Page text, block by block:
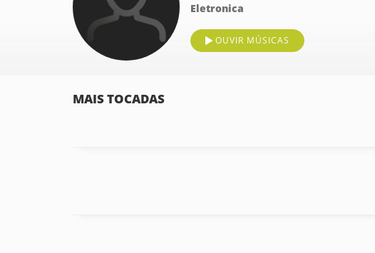
Eletronica
OUVIR MÚSICAS
MAIS TOCADAS